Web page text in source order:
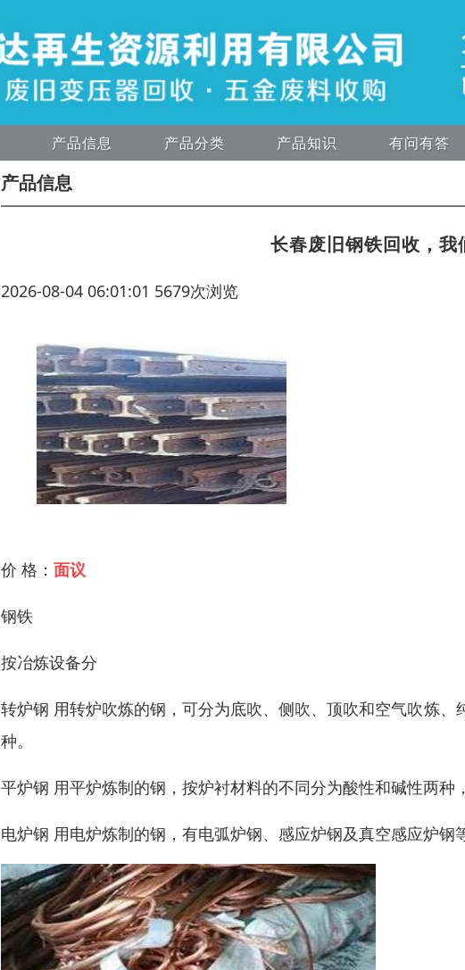
产品信息 产品分类 产品知识 有问有答
产品信息
长春废旧钢铁回收，我
2026-08-04 06:01:01 5679次浏览
价 格： 面议
钢铁
按冶炼设备分
转炉钢 用转炉吹炼的钢，可分为底吹、侧吹、顶吹和空气吹炼
种。
平炉钢 用平炉炼制的钢，按炉衬材料的不同分为酸性和碱性两种
电炉钢 用电炉炼制的钢，有电弧炉钢、感应炉钢及真空感应炉钢